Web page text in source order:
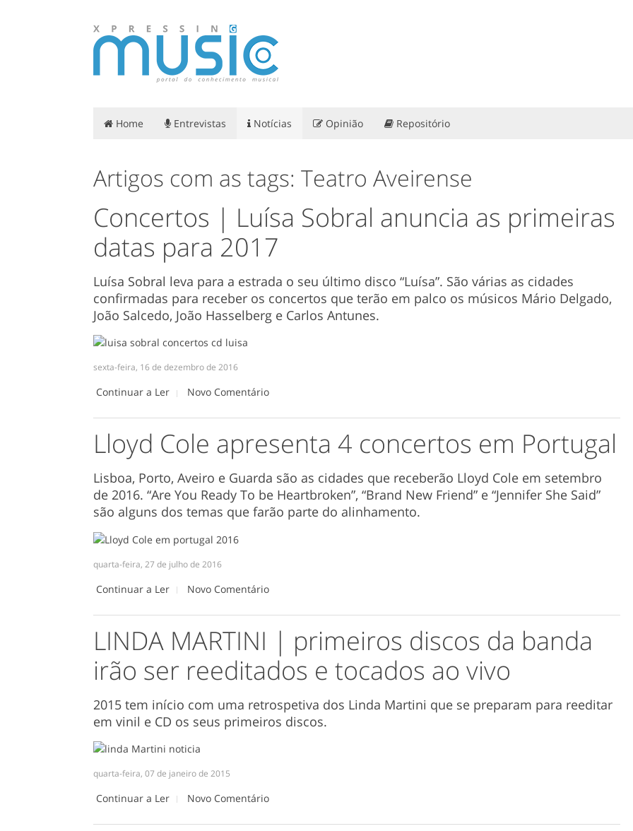
Home Entrevistas Notícias Opinião Repositório
Artigos com as tags: Teatro Aveirense
Concertos | Luísa Sobral anuncia as primeiras
datas para 2017
Luísa Sobral leva para a estrada o seu último disco “Luísa”. São várias as cidades
confirmadas para receber os concertos que terão em palco os músicos Mário Delgado,
João Salcedo, João Hasselberg e Carlos Antunes.
sexta-feira, 16 de dezembro de 2016
Continuar a Ler Novo Comentário
Lloyd Cole apresenta 4 concertos em Portugal
Lisboa, Porto, Aveiro e Guarda são as cidades que receberão Lloyd Cole em setembro
de 2016. “Are You Ready To be Heartbroken”, “Brand New Friend” e “Jennifer She Said”
são alguns dos temas que farão parte do alinhamento.
quarta-feira, 27 de julho de 2016
Continuar a Ler Novo Comentário
LINDA MARTINI | primeiros discos da banda
irão ser reeditados e tocados ao vivo
2015 tem início com uma retrospetiva dos Linda Martini que se preparam para reeditar
em vinil e CD os seus primeiros discos.
quarta-feira, 07 de janeiro de 2015
Continuar a Ler Novo Comentário